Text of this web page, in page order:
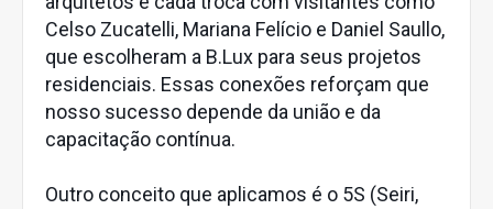
Celso Zucatelli, Mariana Felício e Daniel Saullo,
que escolheram a B.Lux para seus projetos
residenciais. Essas conexões reforçam que
nosso sucesso depende da união e da
capacitação contínua.
Outro conceito que aplicamos é o 5S (Seiri,